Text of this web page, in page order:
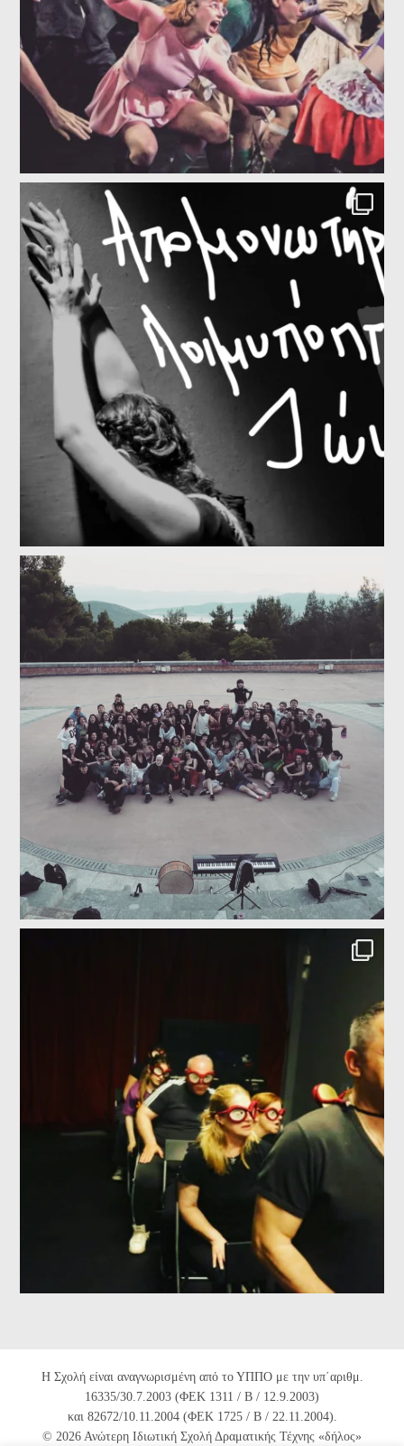
Η Σχολή είναι αναγνωρισμένη από το ΥΠΠΟ με την υπ΄αριθμ.
16335/30.7.2003 (ΦΕΚ 1311 / Β / 12.9.2003)
και 82672/10.11.2004 (ΦΕΚ 1725 / Β / 22.11.2004).
© 2026 Ανώτερη Ιδιωτική Σχολή Δραματικής Τέχνης «δήλος»